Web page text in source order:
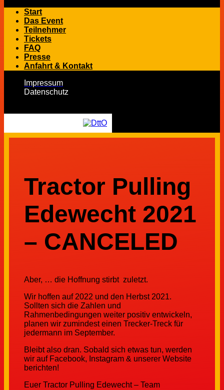
Start
Das Event
Teilnehmer
Tickets
FAQ
Presse
Anfahrt & Kontakt
Impressum
Datenschutz
Tractor Pulling
Edewecht 2021
– CANCELED
Aber, … die Hoffnung stirbt zuletzt.
Wir hoffen auf 2022 und den Herbst 2021.
Sollten sich die Zahlen und
Rahmenbedingungen weiter positiv entwickeln,
planen wir zumindest einen Trecker-Treck für
jedermann im September.
Bleibt also dran. Sobald sich etwas tun, werden
wir auf Facebook, Instagram & unserer Website
berichten!
Euer Tractor Pulling Edewecht – Team